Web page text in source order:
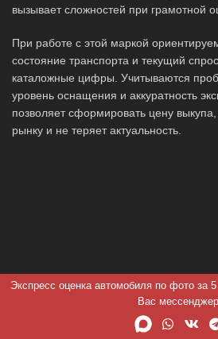
вызывает сложностей при грамотной
При работе с этой маркой
состояние транспорта и текущий
каталожные цифры. Учитываются
уровень оснащения и аккуратность
позволяет сформировать цену выкупа,
рынку и не теряет актуальность.
Экспресс оценка автомобиля по фото за
Вас мессенджер